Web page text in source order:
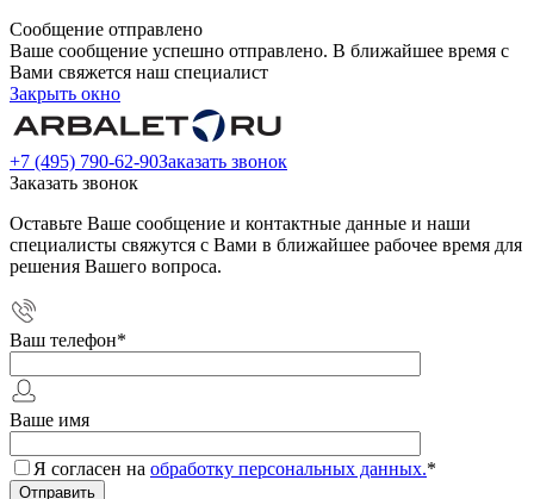
Сообщение отправлено
Ваше сообщение успешно отправлено. В ближайшее время с
Вами свяжется наш специалист
Закрыть окно
+7 (495) 790-62-90Заказать звонок
Заказать звонок
Оставьте Ваше сообщение и контактные данные и наши
специалисты свяжутся с Вами в ближайшее рабочее время для
решения Вашего вопроса.
Ваш телефон*
Ваше имя
Я согласен на обработку персональных данных.*